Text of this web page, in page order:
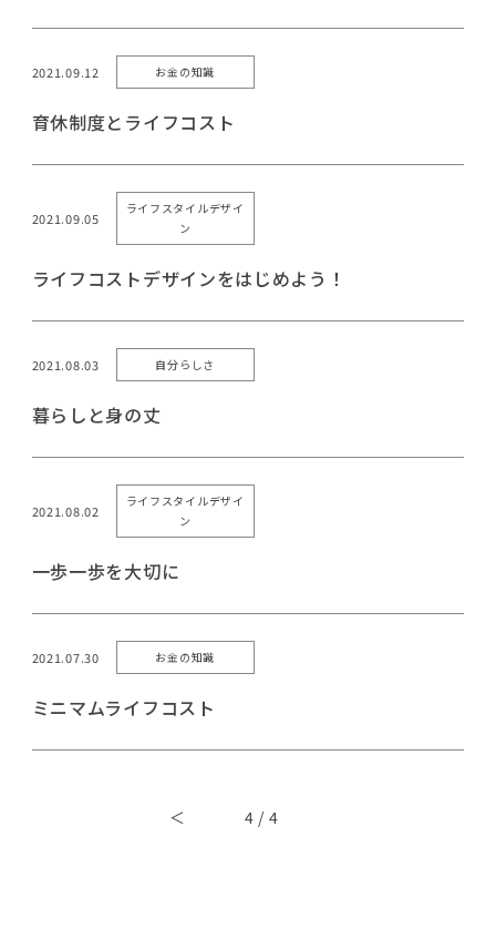
2021.09.12 お金の知識
育休制度とライフコスト
2021.09.05
ライフスタイルデザイ
ン
ライフコストデザインをはじめよう！
2021.08.03 自分らしさ
暮らしと身の丈
2021.08.02
ライフスタイルデザイ
ン
一歩一歩を大切に
2021.07.30 お金の知識
ミニマムライフコスト
＜ 4 / 4